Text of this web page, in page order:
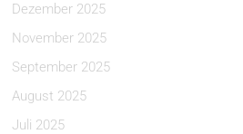
Dezember 2025
November 2025
September 2025
August 2025
Juli 2025